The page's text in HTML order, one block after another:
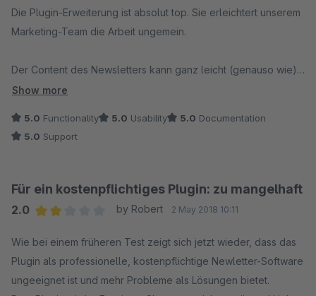
Die Plugin-Erweiterung ist absolut top. Sie erleichtert unserem
Marketing-Team die Arbeit ungemein.
Der Content des Newsletters kann ganz leicht (genauso wie)
die Einkaufswelten zusammengestellt werden. Durch das
als über das normale Newsletter-Modul.
innerhalb kürzester Zeit mit einem Update behoben. Dies war
mit dem alten Newsletter-Moduls eines anderen Plugin-
zwischenzeitlich mit dem normalen NL-Modul von Shopware
gearbeitet haben.
Show more
5.0 Functionality 5.0 Usability 5.0 Documentation
5.0 Support
Für ein kostenpflichtiges Plugin: zu mangelhaft
2.0
by Robert 2 May 2018 10:11
Wie bei einem früheren Test zeigt sich jetzt wieder, dass das
Plugin als professionelle, kostenpflichtige Newletter-Software
ungeeignet ist und mehr Probleme als Lösungen bietet.